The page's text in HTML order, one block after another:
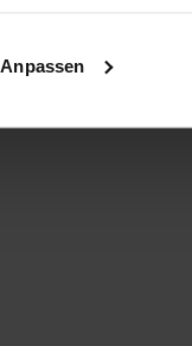
Anpassen